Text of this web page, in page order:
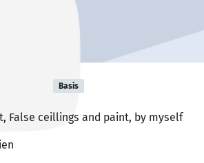
Basis
False ceillings and paint, by myself